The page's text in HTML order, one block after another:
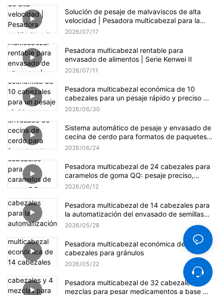
Solución de pesaje de malvaviscos de alta
velocidad | Pesadora multicabezal para la
producción de dulces
2026 07 17
Pesadora multicabezal rentable para
envasado de alimentos | Serie Kenwei II
2026 07 11
Pesadora multicabezal económica de 10
cabezales para un pesaje rápido y preciso de
gránulos.
2026 06 30
Sistema automático de pesaje y envasado de
cecina de cerdo para formatos de paquetes
pequeños y a granel.
2026 06 24
Pesadora multicabezal de 24 cabezales para
caramelos de goma QQ: pesaje preciso,
suave y eficiente.
2026 06 12
Pesadora multicabezal de 14 cabezales para
la automatización del envasado de semillas
de girasol
2026 05 28
Pesadora multicabezal económica de 14
cabezales para gránulos
2026 05 22
Pesadora multicabezal de 32 cabezales y 4
mezclas para pesar medicamentos a base de